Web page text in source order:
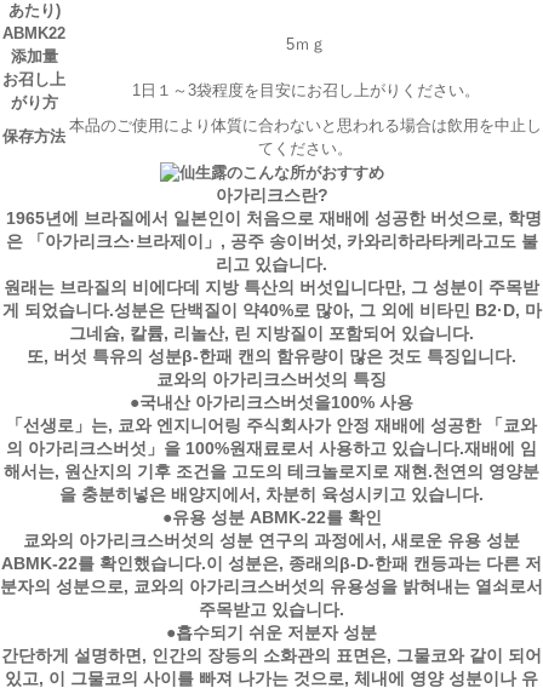
あたり)
ABMK22
添加量
5ｍｇ
お召し上
がり方
1日１～3袋程度を目安にお召し上がりください。
保存方法
本品のご使用により体質に合わないと思われる場合は飲用を中止し
てください。
아가리크스란?
1965년에 브라질에서 일본인이 처음으로 재배에 성공한 버섯으로, 학명
은 「아가리크스·브라제이」, 공주 송이버섯, 카와리하라타케라고도 불
리고 있습니다.
원래는 브라질의 비에다데 지방 특산의 버섯입니다만, 그 성분이 주목받
게 되었습니다.성분은 단백질이 약40%로 많아, 그 외에 비타민 B2·D, 마
그네슘, 칼륨, 리놀산, 린 지방질이 포함되어 있습니다.
또, 버섯 특유의 성분β-한패 캔의 함유량이 많은 것도 특징입니다.
쿄와의 아가리크스버섯의 특징
●국내산 아가리크스버섯을100% 사용
「선생로」는, 쿄와 엔지니어링 주식회사가 안정 재배에 성공한 「쿄와
의 아가리크스버섯」을 100%원재료로서 사용하고 있습니다.재배에 임
해서는, 원산지의 기후 조건을 고도의 테크놀로지로 재현.천연의 영양분
을 충분히넣은 배양지에서, 차분히 육성시키고 있습니다.
●유용 성분 ABMK-22를 확인
쿄와의 아가리크스버섯의 성분 연구의 과정에서, 새로운 유용 성분
ABMK-22를 확인했습니다.이 성분은, 종래의β-D-한패 캔등과는 다른 저
분자의 성분으로, 쿄와의 아가리크스버섯의 유용성을 밝혀내는 열쇠로서
주목받고 있습니다.
●흡수되기 쉬운 저분자 성분
간단하게 설명하면, 인간의 장등의 소화관의 표면은, 그물코와 같이 되어
있고, 이 그물코의 사이를 빠져 나가는 것으로, 체내에 영양 성분이나 유